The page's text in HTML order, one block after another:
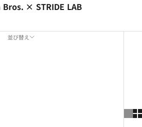
× STRIDE LAB
並び替え